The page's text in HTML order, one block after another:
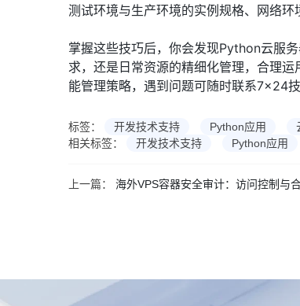
测试环境与生产环境的实例规格、网络环
掌握这些技巧后，你会发现Python云服
求，还是日常资源的精细化管理，合理
能管理策略，遇到问题可随时联系7×24
标签： 开发技术支持 Python应用
相关标签：
开发技术支持 Python应用
上一篇： 海外VPS容器安全审计：访问控制与